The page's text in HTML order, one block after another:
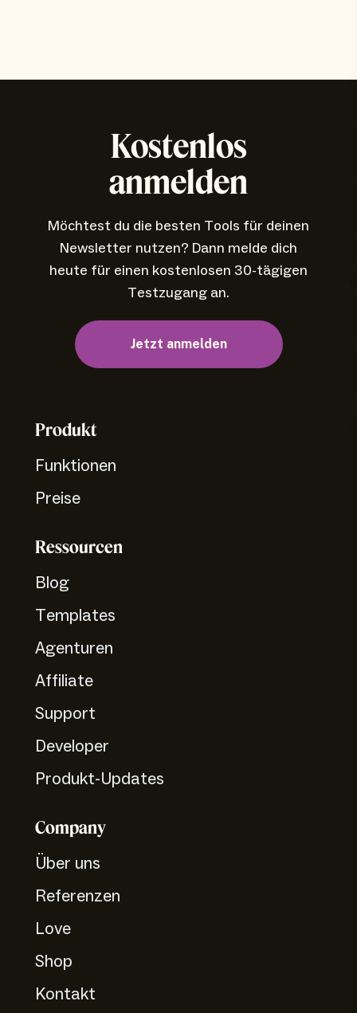
Kostenlos
anmelden
Möchtest du die besten Tools für deinen
Newsletter nutzen? Dann melde dich
heute für einen kostenlosen 30-tägigen
Testzugang an.
Jetzt anmelden
Produkt
Funktionen
Preise
Ressourcen
Blog
Templates
Agenturen
Affiliate
Support
Developer
Produkt-Updates
Company
Über uns
Referenzen
Love
Shop
Kontakt